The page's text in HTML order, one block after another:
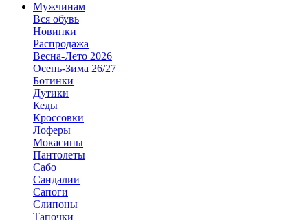
Мужчинам
Вся обувь
Новинки
Распродажа
Весна-Лето 2026
Осень-Зима 26/27
Ботинки
Дутики
Кеды
Кроссовки
Лоферы
Мокасины
Пантолеты
Сабо
Сандалии
Сапоги
Слипоны
Тапочки